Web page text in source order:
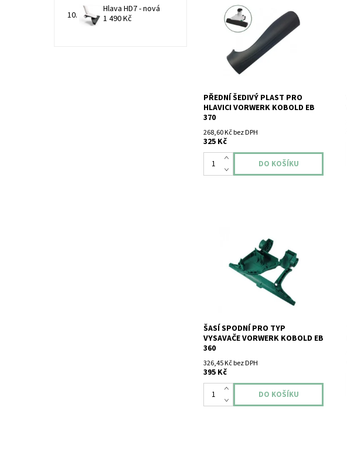
Přední šedivý plast pro hlavici
Vorwerk Kobold EB 370 - originál.
PŘEDNÍ ŠEDIVÝ PLAST PRO
HLAVICI VORWERK KOBOLD EB
370
268,60 Kč bez DPH
325 Kč
Šasí spodní pro typ vysavače
Vorwerk Kobold EB 360.
ŠASÍ SPODNÍ PRO TYP
VYSAVAČE VORWERK KOBOLD EB
360
326,45 Kč bez DPH
395 Kč
Hlava HD7 - nová
1 490 Kč